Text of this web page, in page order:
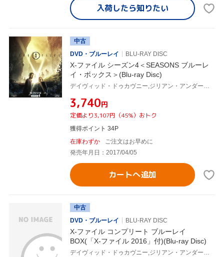
入荷したら知りたい
中古
DVD・ブルーレイ
BLU-RAY DISC
X-ファイル シーズン4＜SEASONS ブルーレ
イ・ボックス＞(Blu-ray Disc)
デイヴィッド・ドゥカヴニー,ジリアン・アンダーソン
¥3,740円
定価より3,107円（45%）おトク
獲得ポイント 34P
在庫わずか
ご注文はお早めに
発売年月日：2017/04/05
カートへ追加
中古
DVD・ブルーレイ
BLU-RAY DISC
X-ファイル コンプリート ブルーレイ
BOX(「X-ファイル 2016」付)(Blu-ray Disc)
デイヴィッド・ドゥカヴニー,ジリアン・アンダーソン